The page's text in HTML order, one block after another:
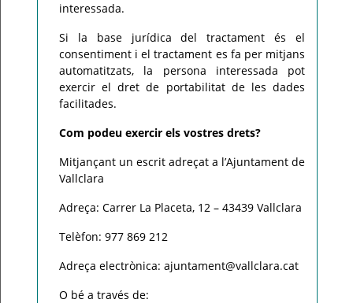
interessada.
Si la base jurídica del tractament és el
consentiment i el tractament es fa per mitjans
automatitzats, la persona interessada pot
exercir el dret de portabilitat de les dades
facilitades.
Com podeu exercir els vostres drets?
Mitjançant un escrit adreçat a l’Ajuntament de
Vallclara
Adreça: Carrer La Placeta, 12 – 43439 Vallclara
Telèfon: 977 869 212
Adreça electrònica: ajuntament@vallclara.cat
O bé a través de: